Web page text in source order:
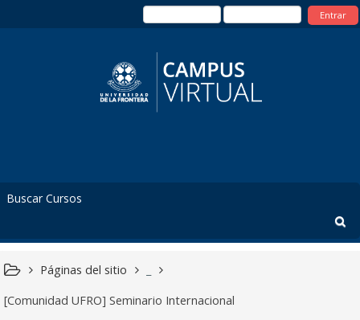
Entrar
Páginas del sitio
[Comunidad UFRO] Seminario Internacional